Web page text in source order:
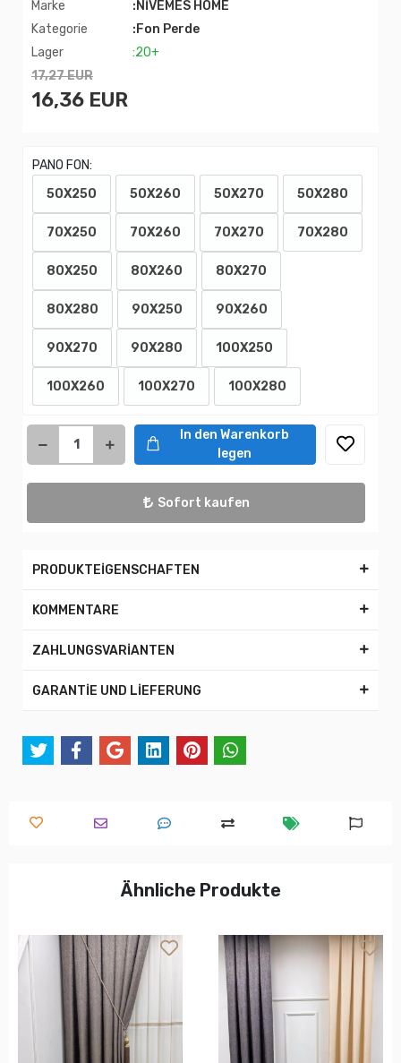
Marke
:NİVEMES HOME
Kategorie
:Fon Perde
Lager
:20+
17,27 EUR
16,36 EUR
PANO FON:
50X250
50X260 50X270 50X280
70X250 70X260 70X270 70X280
80X250 80X260 80X270
80X280 90X250 90X260
90X270 90X280 100X250
100X260 100X270 100X280
In den Warenkorb
legen
Sofort kaufen
PRODUKTEİGENSCHAFTEN
KOMMENTARE
ZAHLUNGSVARİANTEN
GARANTİE UND LİEFERUNG
Ähnliche Produkte